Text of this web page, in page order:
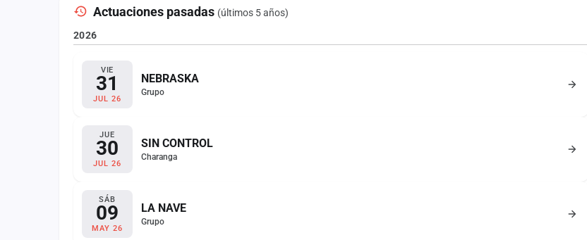
Actuaciones pasadas (últimos 5 años)
2026
VIE
31
JUL 26
NEBRASKA
Grupo
JUE
30
JUL 26
SIN CONTROL
Charanga
SÁB
09
MAY 26
LA NAVE
Grupo